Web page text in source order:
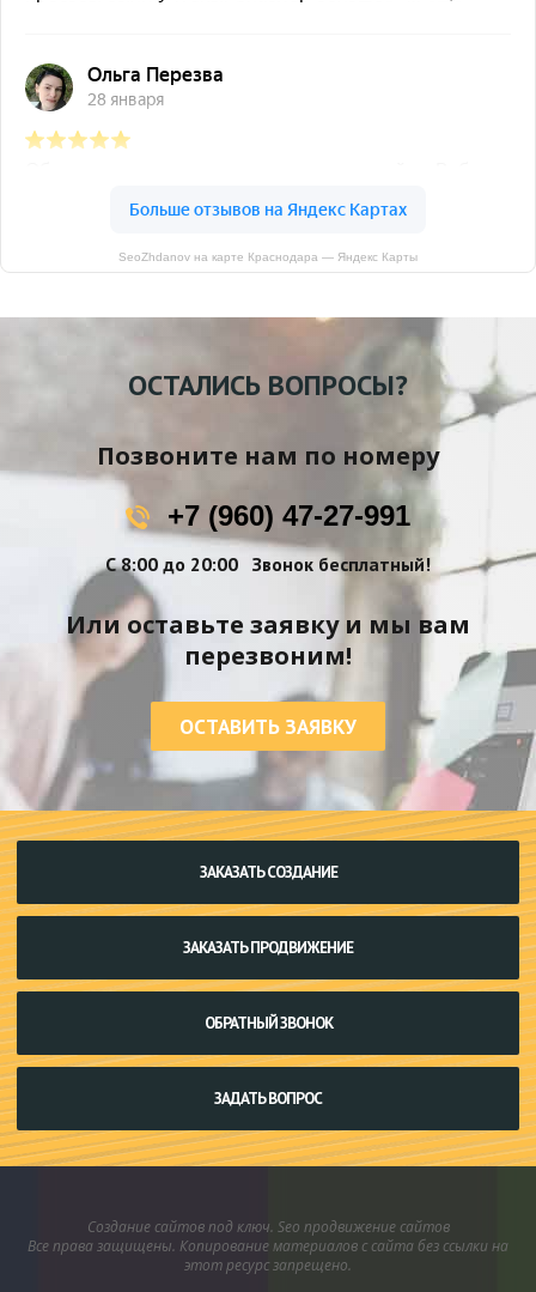
SeoZhdanov на карте Краснодара — Яндекс Карты
ОСТАЛИСЬ ВОПРОСЫ?
Позвоните нам по номеру
+7 (960) 47-27-991
С 8:00 до 20:00 Звонок бесплатный!
Или оставьте заявку и мы вам
перезвоним!
ОСТАВИТЬ ЗАЯВКУ
ЗАКАЗАТЬ СОЗДАНИЕ
ЗАКАЗАТЬ ПРОДВИЖЕНИЕ
ОБРАТНЫЙ ЗВОНОК
ЗАДАТЬ ВОПРОС
Создание сайтов под ключ. Seo продвижение сайтов
Все права защищены. Копирование материалов с сайта без ссылки на
этот ресурс запрещено.